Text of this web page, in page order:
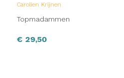
Carolien Krijnen
Topmadammen
€ 29,50